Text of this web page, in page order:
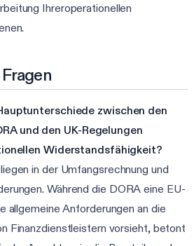
Ihreroperationellen
zwischen den
und den UK-Regelungen
Widerstandsfähigkeit?
in der Umfangsrechnung und
Während die DORA eine EU-
allgemeine Anforderungen an die
Finanzdienstleistern vorsieht, betont